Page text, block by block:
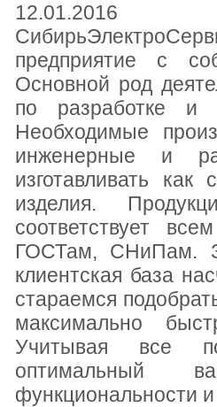
12.01.2016
предприятие с
Основной род
по разработке и
Необходимые
инженерные и
изготавливать
изделия.
соответствует
ГОСТам, СНиПам.
клиентская база
стараемся
максимально
Учитывая все
оптимальный
функциональности и